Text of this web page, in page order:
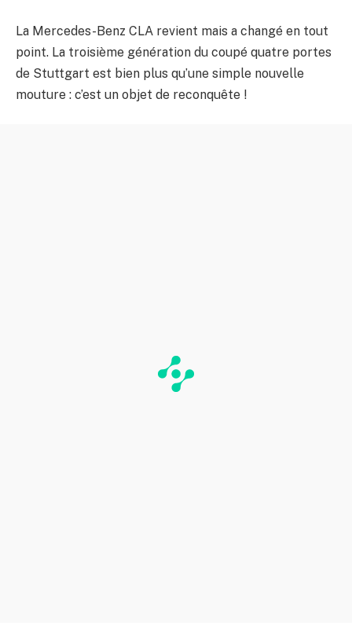
La Mercedes-Benz CLA revient mais a changé en tout
point. La troisième génération du coupé quatre portes
de Stuttgart est bien plus qu’une simple nouvelle
mouture : c’est un objet de reconquête !